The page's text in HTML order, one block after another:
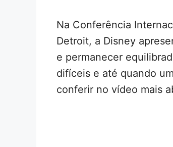
Na Conferência
Detroit, a Disney
e permanecer
difíceis e até quando
conferir no vídeo mais